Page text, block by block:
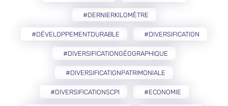
#DERNIERKILOMÈTRE
#DÉVELOPPEMENTDURABLE #DIVERSIFICATION
#DIVERSIFICATIONGÉOGRAPHIQUE
#DIVERSIFICATIONPATRIMONIALE
#DIVERSIFICATIONSCPI #ECONOMIE